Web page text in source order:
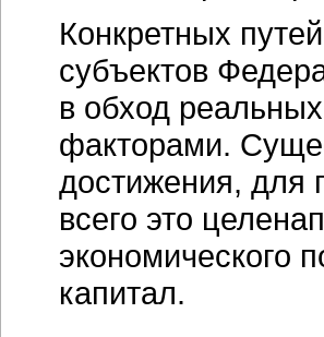
Конкретных
субъектов
в обход
факторами.
достижения, для
всего это
экономического
капитал.